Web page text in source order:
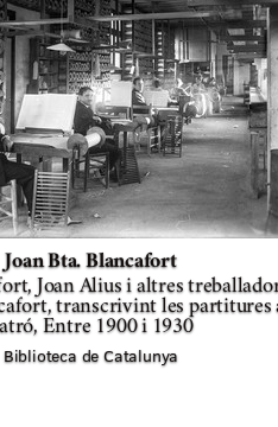
Joan Bta. Blancafort
Joan Alius i altres
transcrivint les partitures
Entre 1900 i 1930
Biblioteca de Catalunya